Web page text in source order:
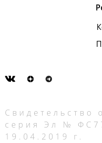
Свидетельство
серия Эл №
19.04.2019 г.